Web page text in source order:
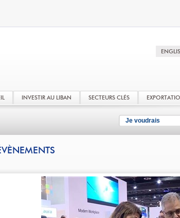
INVESTIR AU LIBAN SECTEURS CLÉS
Je voudrais